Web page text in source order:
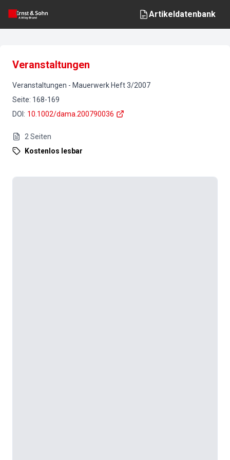
Artikeldatenbank
Veranstaltungen
Veranstaltungen - Mauerwerk Heft3/2007
Seite: 168-169
DOI : 10.1002/dama.200790036
2 Seiten
Kostenlos lesbar